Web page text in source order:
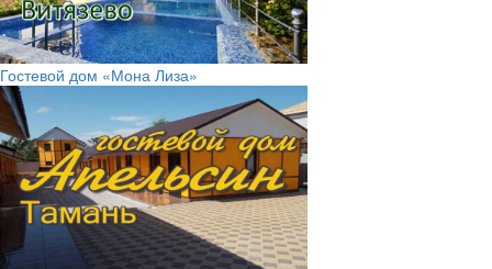
Гостевой дом «Мона Лиза»